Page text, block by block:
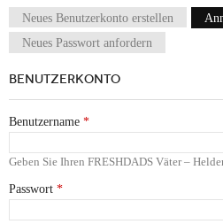
Haupt-Reiter
Neues Benutzerkonto erstellen
Neues Passwort anfordern
BENUTZERKONTO
Benutzername *
Geben Sie Ihren FRESHDADS Väter –
Passwort *